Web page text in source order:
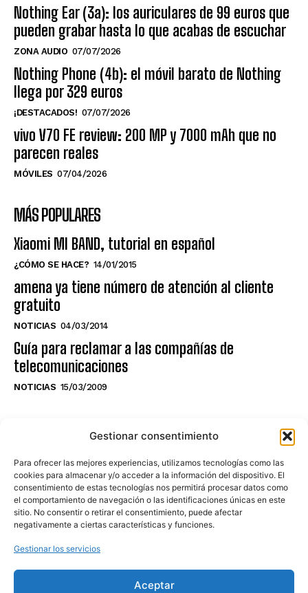
Gestionar consentimiento
Para ofrecer las mejores experiencias, utilizamos tecnologías como las
cookies para almacenar y/o acceder a la información del dispositivo. El
consentimiento de estas tecnologías nos permitirá procesar datos como
el comportamiento de navegación o las identificaciones únicas en este
sitio. No consentir o retirar el consentimiento, puede afectar
negativamente a ciertas características y funciones.
Gestionar los servicios
Aceptar
Nothing Ear (3a): los auriculares de 99 euros que
pueden grabar hasta lo que acabas de escuchar
ZONA AUDIO 07/07/2026
Nothing Phone (4b): el móvil barato de Nothing
llega por 329 euros
¡DESTACADOS! 07/07/2026
vivo V70 FE review: 200 MP y 7000 mAh que no
parecen reales
MÓVILES 07/04/2026
MÁS POPULARES
Xiaomi MI BAND, tutorial en español
¿CÓMO SE HACE? 14/01/2015
amena ya tiene número de atención al cliente
gratuito
NOTICIAS 04/03/2014
Guía para reclamar a las compañías de
telecomunicaciones
NOTICIAS 15/03/2009
NO TE PIERDAS LO ÚLTIMO DEL CANAL
Haz clic en «Estoy de acuerdo» para
activar Youtube
POLÍTICA DE COOKIES